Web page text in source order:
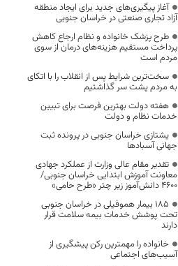
آغاز پیگیری‌های جدید برای ایجاد منطقه
آزاد تجاری صنعتی در خراسان جنوبی
طرح پزشک خانواده و نظام ارجاع کاهش
پرداخت مستقیم هزینه‌های درمان از سوی
مردم است
سخت‌ترین شرایط پس از انقلاب را با اتکای
به مردم پشت سر گذاشتیم
هفته دولت بهترین فرصت برای تبیین
خدمات نظام و دولت
یشتازی خراسان جنوبی در پرونده ثبت
جهانی آسبادها
تقدیر مقام عالی وزارت از عملکرد جهادی
معاونت آموزش ابتدایی خراسان جنوبی/
۴۶۰۰ دانش‌آموز زیر چتر «طرح حامی»
۱۸۵ بیمار هموفیلی در خراسان جنوبی
تحت پوشش خدمات بیمه سلامت قرار
دارند
خانواده را مهمترین رکن پیشگیری از
آسیب‌های اجتماعی